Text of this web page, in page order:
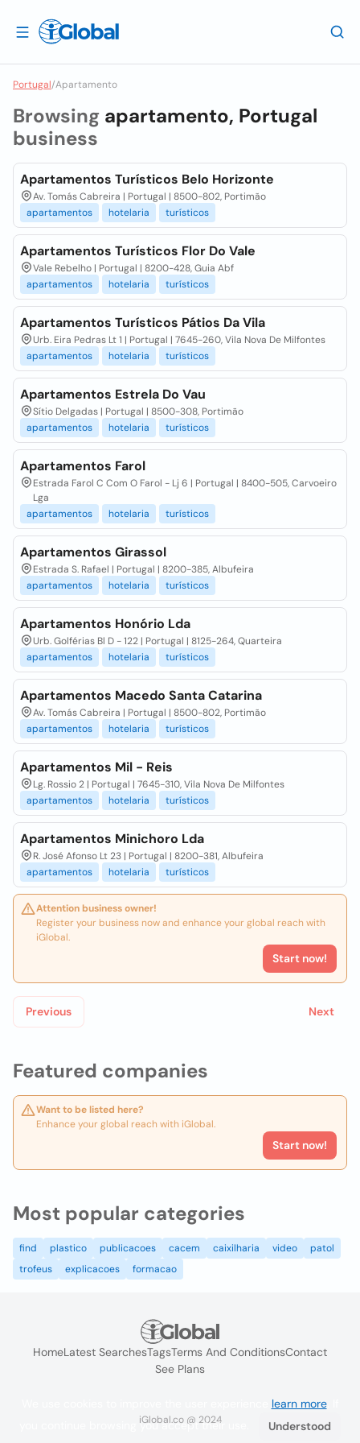
Portugal/Apartamento
Featured companies
Want to be listed here?
Enhance your global reach with iGlobal.
Start now!
Browsing apartamento, Portugal
business
Apartamentos Turísticos Belo Horizonte
Av. Tomás Cabreira | Portugal | 8500-802, Portimão
apartamentos
hotelaria turísticos
Apartamentos Turísticos Flor Do Vale
Vale Rebelho | Portugal | 8200-428, Guia Abf
apartamentos
hotelaria turísticos
Apartamentos Turísticos Pátios Da Vila
Urb. Eira Pedras Lt 1 | Portugal | 7645-260, Vila Nova De Milfontes
apartamentos
hotelaria turísticos
Apartamentos Estrela Do Vau
Sítio Delgadas | Portugal | 8500-308, Portimão
apartamentos
hotelaria turísticos
Apartamentos Farol
Estrada Farol C Com O Farol - Lj 6 | Portugal | 8400-505, Carvoeiro
Lga
apartamentos
hotelaria turísticos
Apartamentos Girassol
Estrada S. Rafael | Portugal | 8200-385, Albufeira
apartamentos
hotelaria turísticos
Apartamentos Honório Lda
Urb. Golférias Bl D - 122 | Portugal | 8125-264, Quarteira
apartamentos
hotelaria turísticos
Apartamentos Macedo Santa Catarina
Av. Tomás Cabreira | Portugal | 8500-802, Portimão
apartamentos
hotelaria turísticos
Apartamentos Mil - Reis
Lg. Rossio 2 | Portugal | 7645-310, Vila Nova De Milfontes
apartamentos
hotelaria turísticos
Apartamentos Minichoro Lda
R. José Afonso Lt 23 | Portugal | 8200-381, Albufeira
apartamentos
hotelaria turísticos
Attention business owner!
Register your business now and enhance your global reach with
iGlobal.
Start now!
Previous Next
Most popular categories
find plastico publicacoes cacem caixilharia video
patol
trofeus
explicacoes formacao
HomeLatest SearchesTagsTerms And ConditionsContact
See Plans
iGlobal.co @ 2024
learn more. If
you continue browsing you accept their use.
Understood